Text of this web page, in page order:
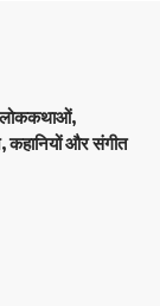
लोककथाओं,
कहानियों और संगीत